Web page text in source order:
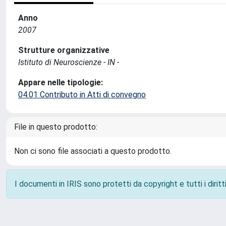
Anno
2007
Strutture organizzative
Istituto di Neuroscienze - IN -
Appare nelle tipologie:
04.01 Contributo in Atti di convegno
File in questo prodotto:
Non ci sono file associati a questo prodotto.
I documenti in IRIS sono protetti da copyright e tutti i